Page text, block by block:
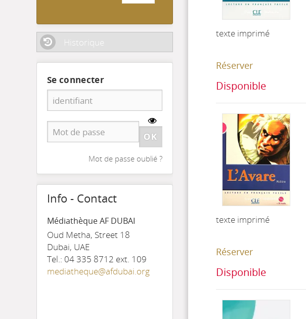
texte imprimé
Réserver
Disponible
texte imprimé
Réserver
Disponible
Historique
Se connecter
Mot de passe oublié ?
Info - Contact
Médiathèque AF DUBAI
Oud Metha, Street 18
Dubai, UAE
Tel.: 04 335 8712 ext. 109
mediatheque@afdubai.org